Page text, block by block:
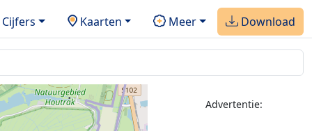
Cijfers Kaarten Meer Download
Advertentie: